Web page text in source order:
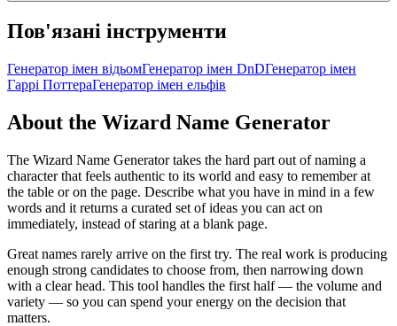
Пов'язані інструменти
Генератор імен відьомГенератор імен DnDГенератор імен
Гаррі ПоттераГенератор імен ельфів
About the Wizard Name Generator
The Wizard Name Generator takes the hard part out of naming a
character that feels authentic to its world and easy to remember at
the table or on the page. Describe what you have in mind in a few
words and it returns a curated set of ideas you can act on
immediately, instead of staring at a blank page.
Great names rarely arrive on the first try. The real work is producing
enough strong candidates to choose from, then narrowing down
with a clear head. This tool handles the first half — the volume and
variety — so you can spend your energy on the decision that
matters.